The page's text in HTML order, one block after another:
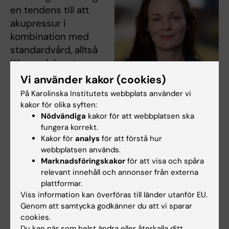
Hanna Ulfsdottir Foto: Ulf Sirborn
en tendens till att
akupressur i
kombination med
standardvård, alltså
läkemedel mot
illamående,
möjligen kan vara
effektivt, det är allt,
säger Hanna
Ulfsdottir,
barnmorska och biträdande lektor vid
institutionen för kvinnors och barns hälsa
Karolinska Institutet, samt en av de
sakkunniga i SBU-utredningen.
En orsak till att man inte fick ett bättre
underbyggt resultat är att den internationella
Vi använder kakor (cookies)
På Karolinska Institutets webbplats använder vi
kakor för olika syften:
Nödvändiga kakor för att webbplatsen ska
fungera korrekt.
Kakor för analys för att förstå hur
webbplatsen används.
Marknadsföringskakor för att visa och spåra
relevant innehåll och annonser från externa
plattformar.
Viss information kan överföras till länder utanför EU.
Genom att samtycka godkänner du att vi sparar
cookies.